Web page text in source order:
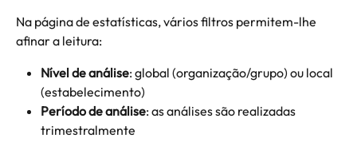
Na página de estatísticas, vários filtros permitem-lhe
afinar a leitura:
Nível de análise: global (organização/grupo) ou local
(estabelecimento)
Período de análise: as análises são realizadas
trimestralmente